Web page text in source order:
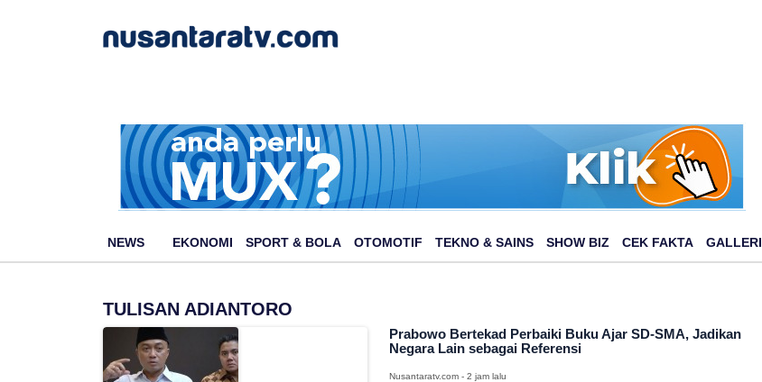
NEWS EKONOMI SPORT & BOLA OTOMOTIF TEKNO & SAINS SHOW BIZ CEK FAKTA GALLERI
TULISAN ADIANTORO
Prabowo Bertekad Perbaiki Buku Ajar SD-SMA, Jadikan
Negara Lain sebagai Referensi
Nusantaratv.com - 2 jam lalu